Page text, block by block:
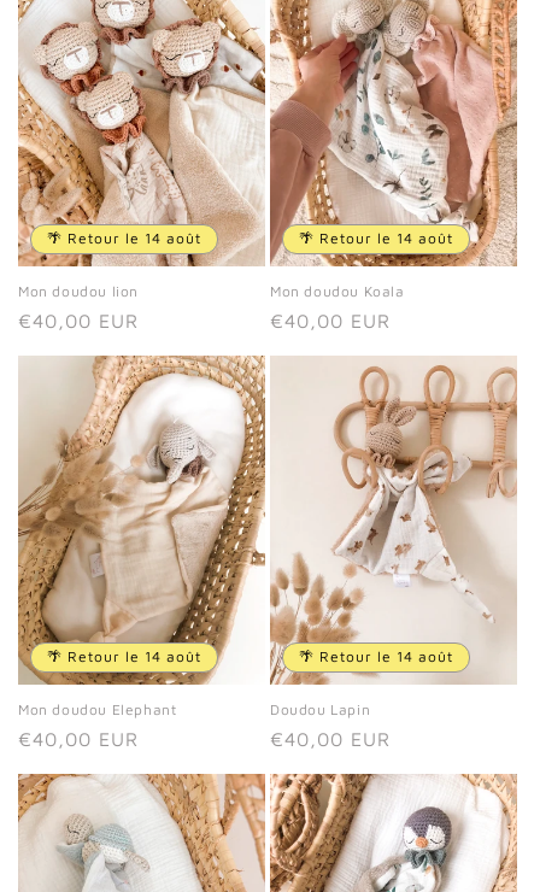
🌴 Retour le 14 août
Mon doudou lion
Prix
€40,00 EUR
🌴 Retour le 14 août
Mon doudou Koala
Prix
€40,00 EUR
🌴 Retour le 14 août
Mon doudou Elephant
Prix
€40,00 EUR
🌴 Retour le 14 août
Doudou Lapin
Prix
€40,00 EUR